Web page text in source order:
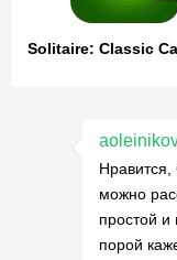
Нравится,
можно
простой и
порой